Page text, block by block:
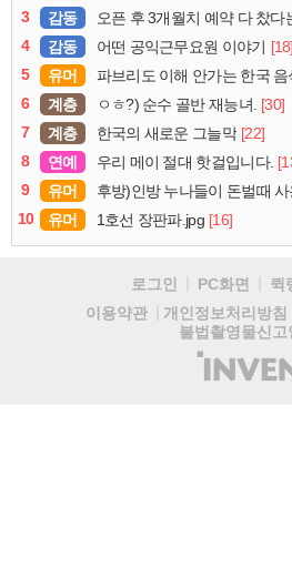
3
감동 오픈 후 3개월치 예약 다 찼다
4
감동 어떤 공익근무요원 이야기 [18]
5
유머 파브리도 이해 안가는 한국 음
6
계층 ㅇㅎ?) 순수 골반 재능녀. [30]
7
계층 한국의 새로운 그늘막 [22]
8
연예 우리 메이 절대 핫걸입니다.
9
유머 후방)인방 누나들이 돈벌때 사용
10
유머 1호선 장판파.jpg [16]
로그인 PC화면 퀵
이용약관
개인정보처리방침
불법촬영물신고
(주)
인